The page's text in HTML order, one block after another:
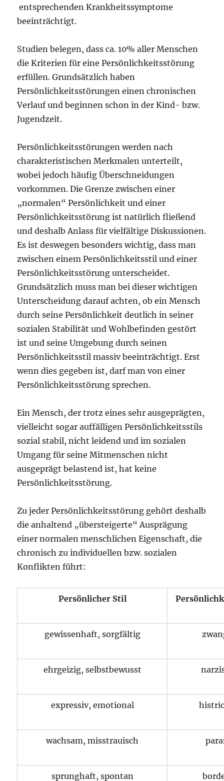
entsprechenden Krankheitssymptome
beeinträchtigt.
Studien belegen, dass ca. 10% aller Menschen
die Kriterien für eine Persönlichkeitsstörung
erfüllen. Grundsätzlich haben
Persönlichkeitsstörungen einen chronischen
Verlauf und beginnen schon in der Kind- bzw.
Jugendzeit.
Persönlichkeitsstörungen werden nach
charakteristischen Merkmalen unterteilt,
wobei jedoch häufig Überschneidungen
vorkommen. Die Grenze zwischen einer
„normalen“ Persönlichkeit und einer
Persönlichkeitsstörung ist natürlich fließend
und deshalb Anlass für vielfältige Diskussionen.
Es ist deswegen besonders wichtig, dass man
zwischen einem Persönlichkeitsstil und einer
Persönlichkeitsstörung unterscheidet.
Grundsätzlich muss man bei dieser wichtigen
Unterscheidung darauf achten, ob ein Mensch
durch seine Persönlichkeit deutlich in seiner
sozialen Stabilität und Wohlbefinden gestört
ist und seine Umgebung durch seinen
Persönlichkeitsstil massiv beeinträchtigt. Erst
wenn dies gegeben ist, darf man von einer
Persönlichkeitsstörung sprechen.
Ein Mensch, der trotz eines sehr ausgeprägten,
vielleicht sogar auffälligen Persönlichkeitsstils
sozial stabil, nicht leidend und im sozialen
Umgang für seine Mitmenschen nicht
ausgeprägt belastend ist, hat keine
Persönlichkeitsstörung.
Zu jeder Persönlichkeitsstörung gehört deshalb
die anhaltend „übersteigerte“ Ausprägung
einer normalen menschlichen Eigenschaft, die
chronisch zu individuellen bzw. sozialen
Konflikten führt:
Persönlicher Stil
gewissenhaft, sorgfältig
ehrgeizig, selbstbewusst
expressiv, emotional
wachsam, misstrauisch
sprunghaft, spontan